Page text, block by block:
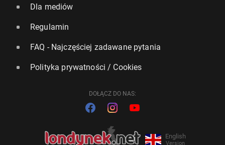
Dla mediów
Regulamin
FAQ - Najczęściej zadawane pytania
Polityka prywatności / Cookies
DOŁĄCZ DO NAS:
English
Version